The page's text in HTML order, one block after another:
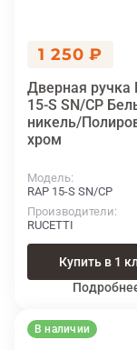
1 250 ₽
Дверная ручка
15-S SN/CP
никель/
хром
Модель
RAP 15-S SN/CP
Производители
RUCETTI
Купить в 1
В наличии